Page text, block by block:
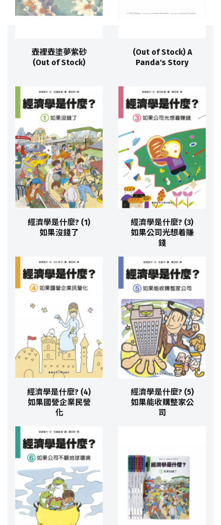
壺裡壺塗夢紫砂
(Out of Stock)
(Out of Stock) A
Panda's Story
經濟學是什麼? (1)
如果沒錢了
經濟學是什麼? (3)
如果公司光想着賺
錢
經濟學是什麼? (4)
如果國營企業民營
化
經濟學是什麼? (5)
如果能收購整家公
司